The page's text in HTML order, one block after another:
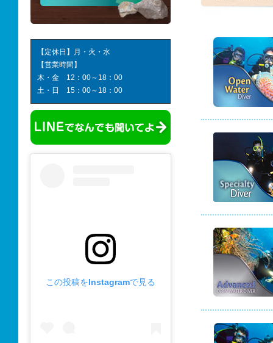
【定休日】月・火・水
【営業時間】
木・金 12：00～18：00
土・日 15：00～18：00
この投稿をInstagramで見る